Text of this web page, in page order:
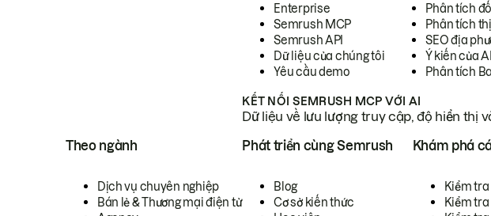
Enterprise
Semrush MCP
Semrush API
Dữ liệu của chúng tôi
Yêu cầu demo
Phân tích
Phân tích
SEO địa
Ý kiến của
Phân tích
KẾT NỐI SEMRUSH MCP VỚI AI
Dữ liệu về lưu lượng truy cập, độ hiển thị
Theo ngành
Dịch vụ chuyên nghiệp
Bán lẻ & Thương mại điện tử
Phát triển cùng Semrush
Blog
Cơ sở kiến thức
Khám phá
Kiểm
Kiểm tra